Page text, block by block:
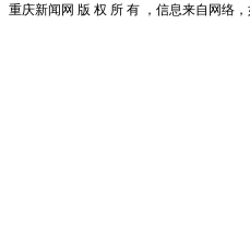
重庆新闻网 版 权 所 有 ，信息来自网络